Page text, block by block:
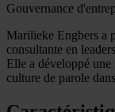
Gouvernance
Marilieke Engbers a
consultante en
Elle a développé
culture de parole